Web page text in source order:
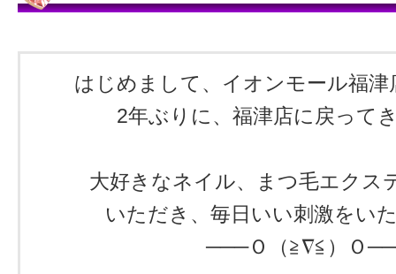
はじめまして、イオンモール福
2年ぶりに、福津店に戻っ
大好きなネイル、まつ毛エクス
いただき、毎日いい刺激をい
───Ｏ（≧∇≦）Ｏ